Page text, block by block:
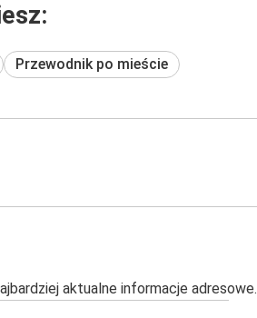
Przewodnik po mieście
aktualne informacje adresowe.